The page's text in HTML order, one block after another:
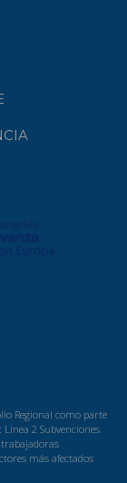
Regional como parte
2 Subvenciones
más afectados